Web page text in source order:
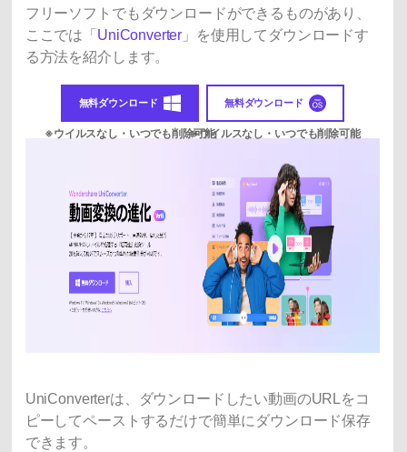
フリーソフトでもダウンロードができるものがあり、
ここでは「 UniConverter 」を使用してダウンロードす
る方法を紹介します。
無料ダウンロード 無料ダウンロード
UniConverterは、ダウンロードしたい動画のURLをコ
ピーしてペーストするだけで簡単にダウンロード保存
できます。